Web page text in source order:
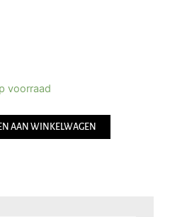
voorraad
AAN WINKELWAGEN